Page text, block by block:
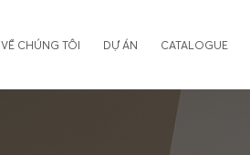
VỀ CHÚNG TÔI DỰ ÁN CATALOGUE